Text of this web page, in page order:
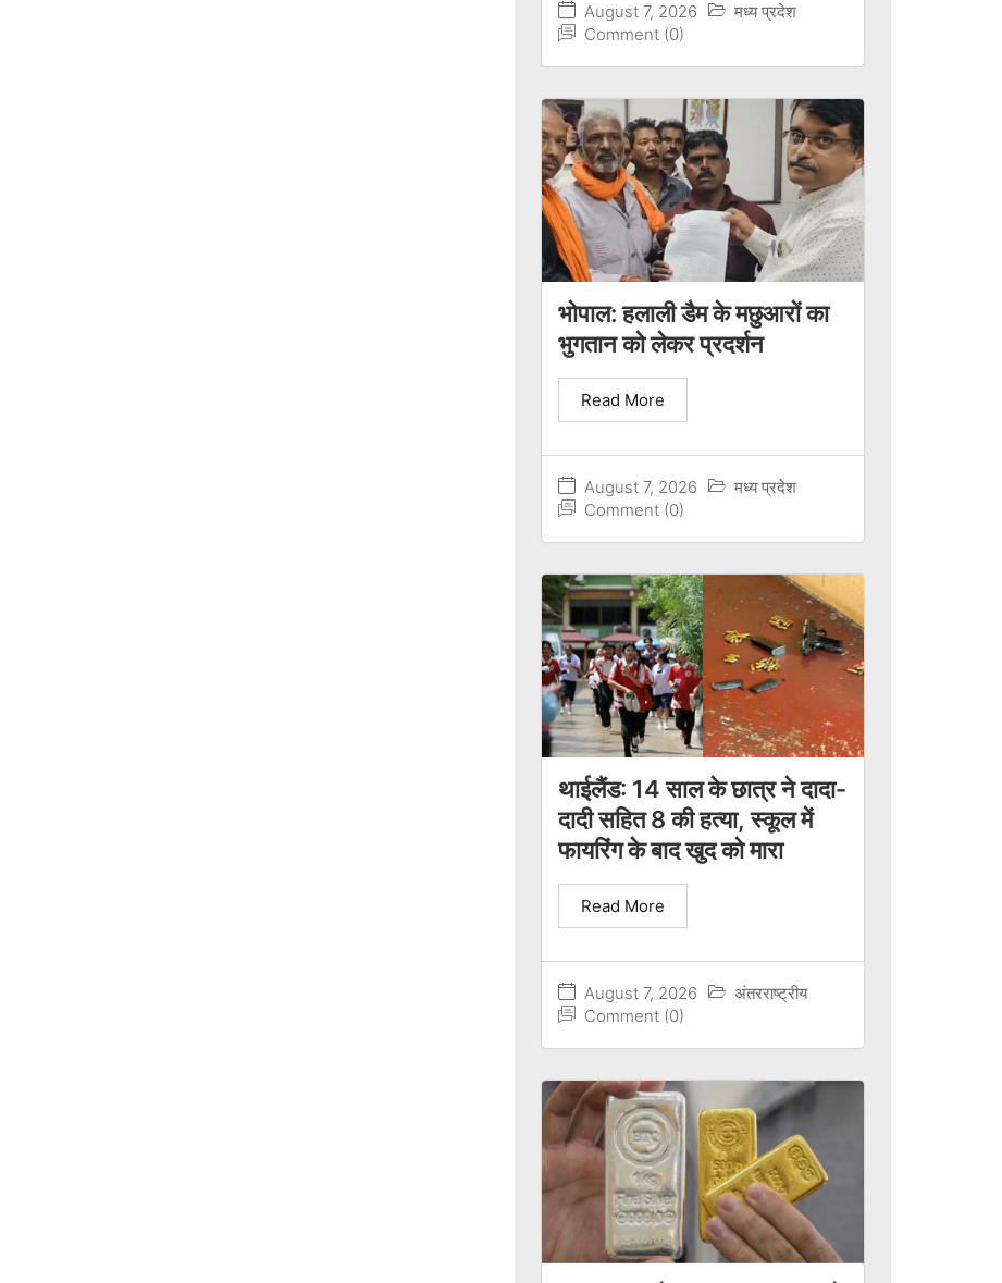
August 7, 2026
मध्य प्रदेश
Comment (0)
भोपाल: हलाली डैम के मछुआरों का
भुगतान को लेकर प्रदर्शन
August 7, 2026
मध्य प्रदेश
Comment (0)
Read More
थाईलैंड: 14 साल के छात्र ने दादा-
दादी सहित 8 की हत्या, स्कूल में
फायरिंग के बाद खुद को मारा
August 7, 2026
अंतरराष्ट्रीय
Comment (0)
Read More